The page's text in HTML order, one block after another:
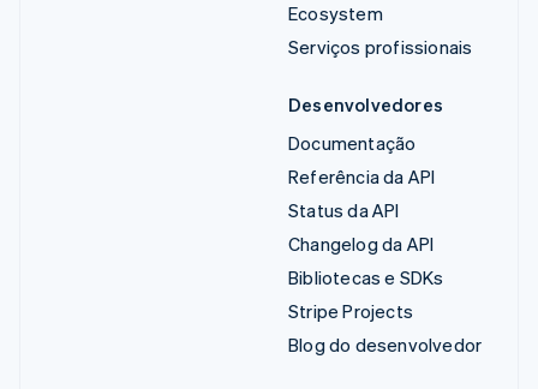
Ecosystem
Serviços profissionais
Desenvolvedores
Documentação
Referência da API
Status da API
Changelog da API
Bibliotecas e SDKs
Stripe Projects
Blog do desenvolvedor